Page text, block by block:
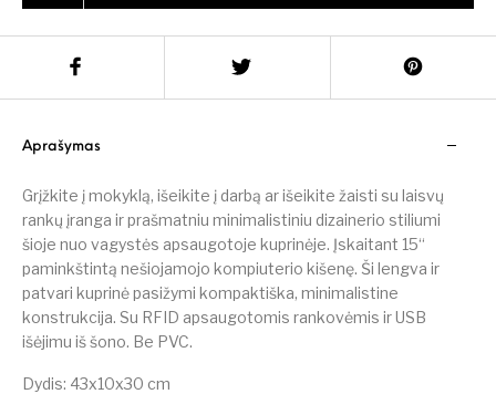
Aprašymas
Grįžkite į mokyklą, išeikite į darbą ar išeikite žaisti su laisvų
rankų įranga ir prašmatniu minimalistiniu dizainerio stiliumi
šioje nuo vagystės apsaugotoje kuprinėje. Įskaitant 15“
paminkštintą nešiojamojo kompiuterio kišenę. Ši lengva ir
patvari kuprinė pasižymi kompaktiška, minimalistine
konstrukcija. Su RFID apsaugotomis rankovėmis ir USB
išėjimu iš šono. Be PVC.
Dydis: 43x10x30 cm